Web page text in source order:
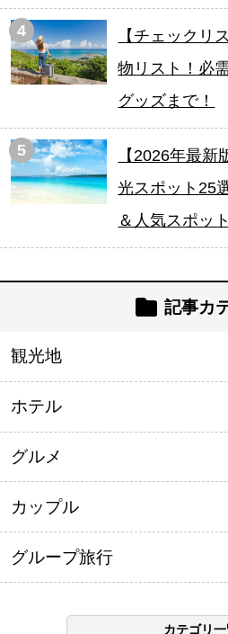
4
【チェックリ
物リスト！必
グッズまで！
5
【2026年最
光スポット25
＆人気スポット
記事カ
観光地
ホテル
グルメ
カップル
グループ旅行
カテゴリ